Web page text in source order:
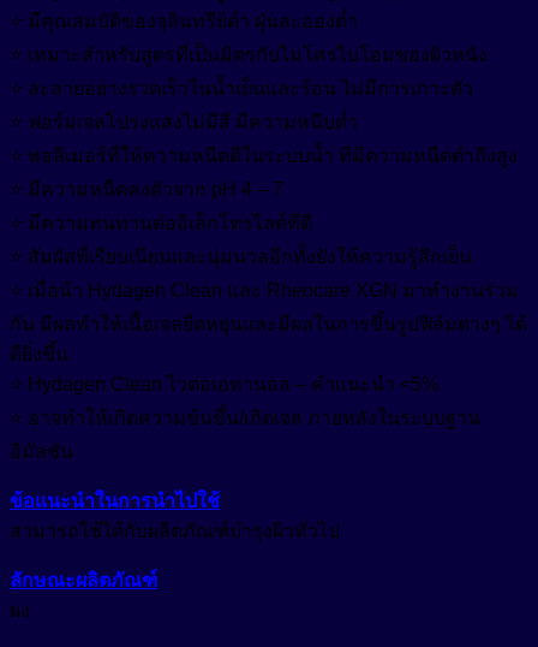
⭐ มีคุณสมบัติของจุลินทรีย์ต่ำ ฝุ่นละอองต่ำ
⭐ เหมาะสำหรับสูตรที่เป็นมิตรกับไมโครไบโอมของผิวหนัง
⭐ ละลายอย่างรวดเร็วในน้ำเย็นและร้อน ไม่มีการเกาะตัว
⭐ ฟอร์มเจลโปร่งแสงไม่มีสี มีความหนึบต่ำ
⭐ พอลิเมอร์ที่ให้ความหนืดดีในระบบน้ำ ที่มีความหนืดต่ำถึงสูง
⭐ มีความหนืดคงตัวจาก pH 4 – 7
⭐ มีความทนทานต่ออิเล็กโทรไลต์ที่ดี
⭐ สัมผัสที่เรียบเนียนและนุ่มนวลอีกทั้งยังให้ความรู้สึกเย็น
⭐ เมื่อนำ Hydagen Clean และ Rheocare XGN มาทำงานร่วม
กัน มีผลทำให้เนื้อเจลยืดหยุ่นและมีผลในการขึ้นรูปฟิล์มต่างๆ ได้
ดียิ่งขึ้น
⭐ Hydagen Clean ไวต่อเอทานอล – คำแนะนำ <5%
⭐ อาจทำให้เกิดความข้นขึ้น/เกิดเจล ภายหลังในระบบฐาน
อิมัลชัน
ข้อแนะนำในการนำไปใช้
สามารถใช้ได้กับผลิตภัณฑ์บำรุงผิวทั่วไป
ลักษณะผลิตภัณฑ์
ผง